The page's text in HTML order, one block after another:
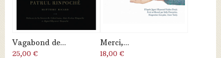
Vagabond de...
25,00 €
Merci,...
18,00 €